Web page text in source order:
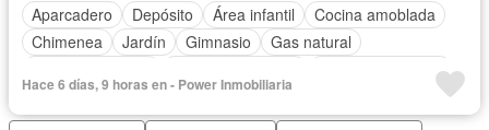
Aparcadero
Depósito Área infantil
Cocina amoblada
Chimenea
Jardín Gimnasio
Gas natural
Cuarto de servicio
Cancha de tenis
Hace 6 días, 9 horas en - Power Inmobiliaria